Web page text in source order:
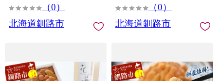
（0）
北海道釧路市
（0）
北海道釧路市